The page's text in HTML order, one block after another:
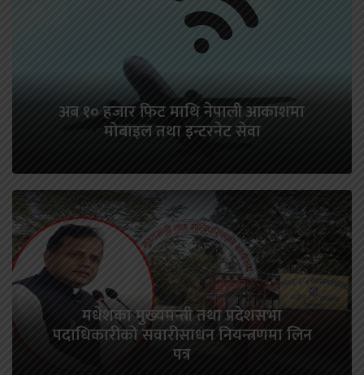
अब १० हजार फिट माथि नेपाली आकाशमा
मोबाइल तथा इन्टरनेट सेवा
मधेशका मुख्यमन्त्री तथा प्रदेशसभा
पदाधिकारीको सवारीसाधन नियन्त्रणमा लिन
पत्र